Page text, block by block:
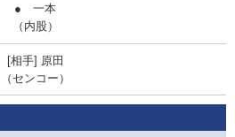
● 一本
（内股）
原田
（センコー）